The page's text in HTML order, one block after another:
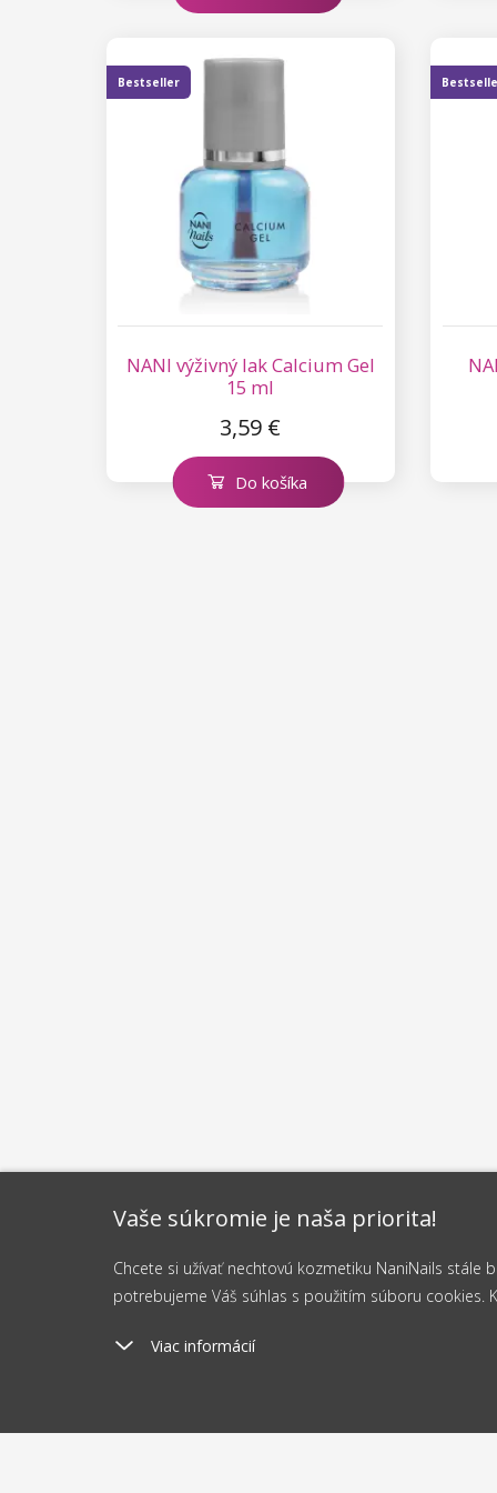
Vaše súkromie je naša priorita!
Chcete si užívať nechtovú kozmetiku NaniNails stále
potrebujeme Váš súhlas s použitím súboru cookies.
Viac informácií
Kolekcia Princess
NANI výživný lak Calcium Gel
15 ml
3,59 €
Bestseller
Do košíka